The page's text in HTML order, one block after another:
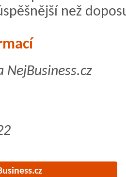
než
NejBusiness.cz